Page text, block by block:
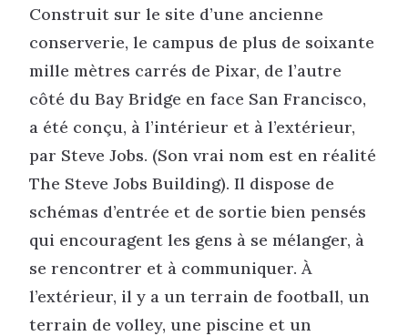
Construit sur le site d’une ancienne
conserverie, le campus de plus de soixante
mille mètres carrés de Pixar, de l’autre
côté du Bay Bridge en face San Francisco,
a été conçu, à l’intérieur et à l’extérieur,
par Steve Jobs. (Son vrai nom est en réalité
The Steve Jobs Building). Il dispose de
schémas d’entrée et de sortie bien pensés
qui encouragent les gens à se mélanger, à
se rencontrer et à communiquer. À
l’extérieur, il y a un terrain de football, un
terrain de volley, une piscine et un